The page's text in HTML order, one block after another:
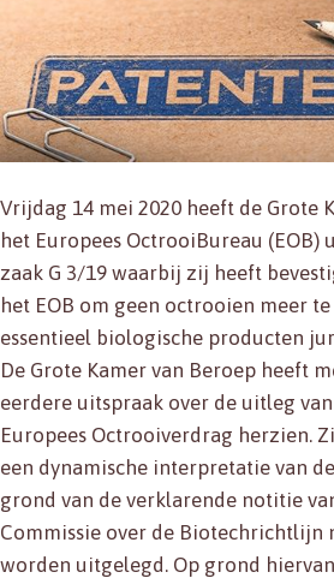
Vrijdag 14 mei 2020 heeft de Grote
het Europees OctrooiBureau (EOB)
zaak G 3/19 waarbij zij heeft
het EOB om geen octrooien meer
essentieel biologische producten
De Grote Kamer van Beroep heeft
eerdere uitspraak over de uitleg
Europees Octrooiverdrag herzien.
een dynamische interpretatie van
grond van de verklarende notitie
Commissie over de Biotechrichtlijn
worden uitgelegd. Op grond